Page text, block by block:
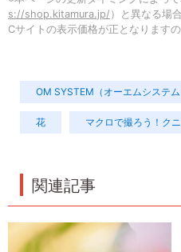
s://shop.kitamura.jp/ ）と異なる場
Cサイトの表示価格が正となります
OM SYSTEM（オーエムシステム
花 マクロで撮ろう！ク
関連記事